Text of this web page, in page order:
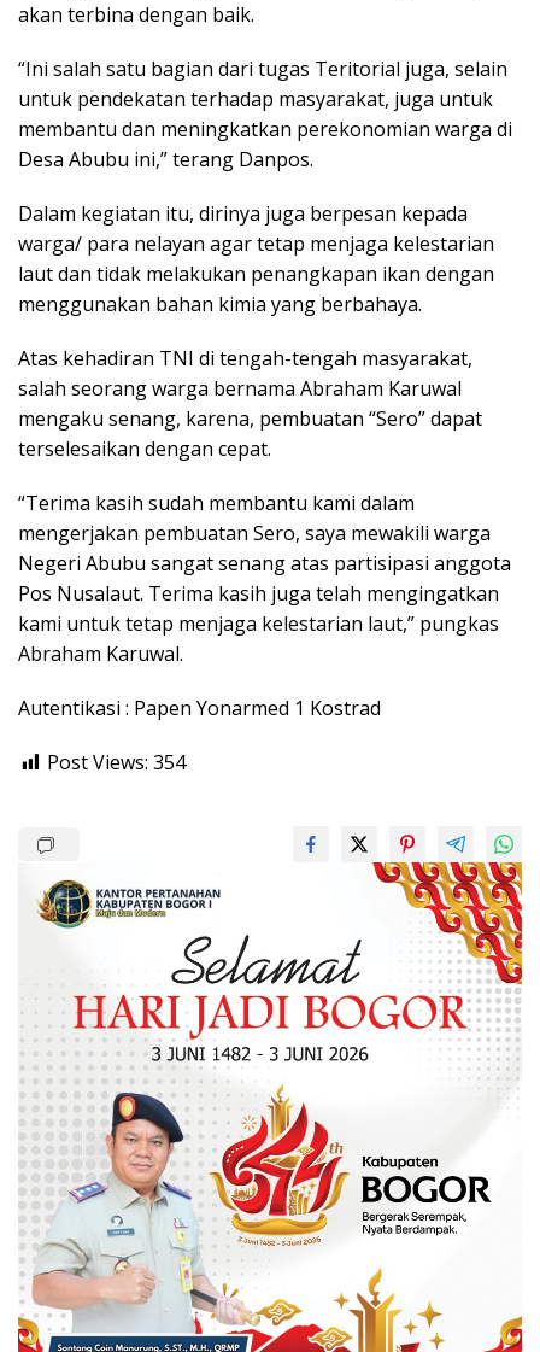
akan terbina dengan baik.
“Ini salah satu bagian dari tugas Teritorial juga, selain
untuk pendekatan terhadap masyarakat, juga untuk
membantu dan meningkatkan perekonomian warga di
Desa Abubu ini,” terang Danpos.
Dalam kegiatan itu, dirinya juga berpesan kepada
warga/ para nelayan agar tetap menjaga kelestarian
laut dan tidak melakukan penangkapan ikan dengan
menggunakan bahan kimia yang berbahaya.
Atas kehadiran TNI di tengah-tengah masyarakat,
salah seorang warga bernama Abraham Karuwal
mengaku senang, karena, pembuatan “Sero” dapat
terselesaikan dengan cepat.
“Terima kasih sudah membantu kami dalam
mengerjakan pembuatan Sero, saya mewakili warga
Negeri Abubu sangat senang atas partisipasi anggota
Pos Nusalaut. Terima kasih juga telah mengingatkan
kami untuk tetap menjaga kelestarian laut,” pungkas
Abraham Karuwal.
Autentikasi : Papen Yonarmed 1 Kostrad
Post Views: 354